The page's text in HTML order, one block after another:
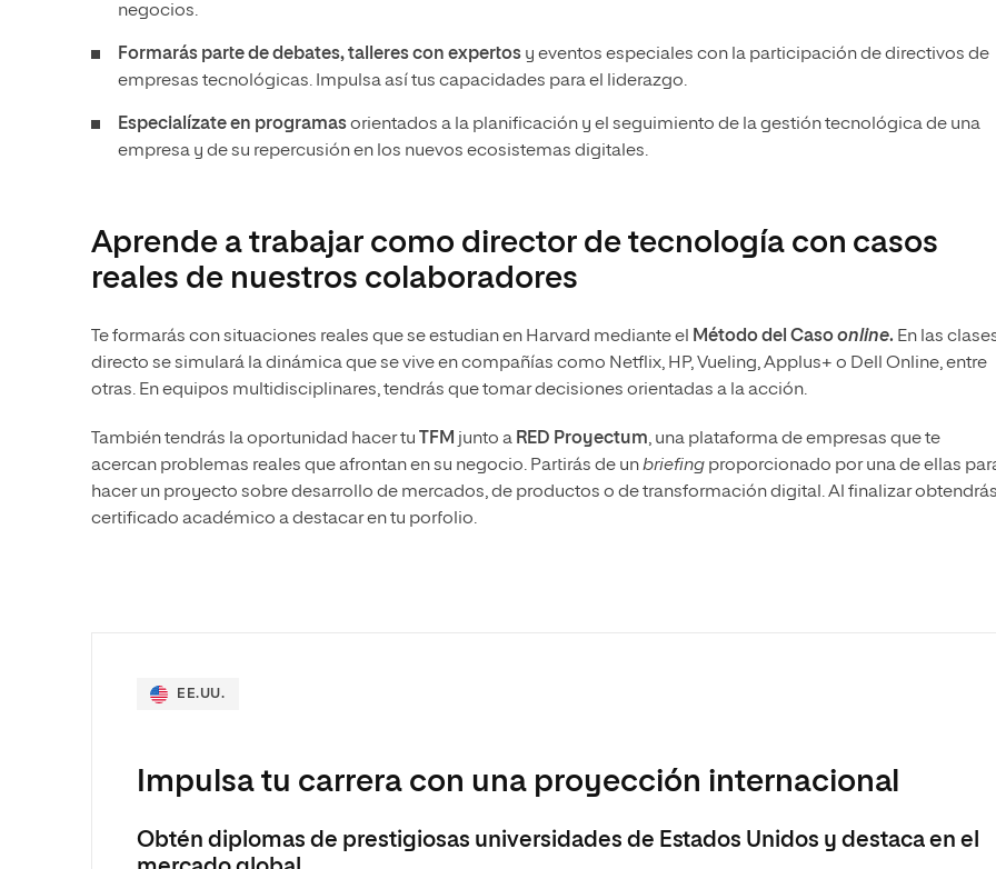
negocios.
Formarás parte de debates, talleres con expertos y eventos especiales con la participación de directivos de
empresas tecnológicas. Impulsa así tus capacidades para el liderazgo.
Especialízate en programasorientados a la planificación y el seguimiento de la gestión tecnológica de una
empresa y de su repercusión en los nuevos ecosistemas digitales.
Aprende a trabajar como director de tecnología con casos
reales de nuestros colaboradores
Te formarás con situaciones reales que se estudian en Harvard mediante el Método del Casoonline. En las
directo se simulará la dinámica que se vive en compañías como Netflix, HP, Vueling, Applus+ o Dell Online, entre
otras. En equipos multidisciplinares, tendrás que tomar decisiones orientadas a la acción.
También tendrás la oportunidad hacer tu TFM junto a RED Proyectum, una plataforma de empresas que te
acercan problemas reales que afrontan en su negocio. Partirás de unbriefing proporcionado por una de ellas
hacer un proyecto sobre desarrollo de mercados, de productos o de transformación digital. Al finalizar
certificado académico a destacar en tu porfolio.
EE.UU.
Impulsa tu carrera con una proyección internacional
Obtén diplomas de prestigiosas universidades de Estados Unidos y destaca en el